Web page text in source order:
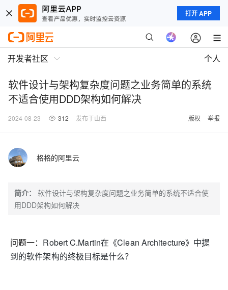
打开 APP
开发者社区 个人
软件设计与架构复杂度问题之业务简单的系统
不适合使用DDD架构如何解决
2024-08-23 312 发布于山西 版权 举报
格格的阿里云
简介：
软件设计与架构复杂度问题之业务简单的系统不适合使
用DDD架构如何解决
问题一： Robert C.Martin在《Clean Architecture》中提
到的软件架构的终极目标是什么？